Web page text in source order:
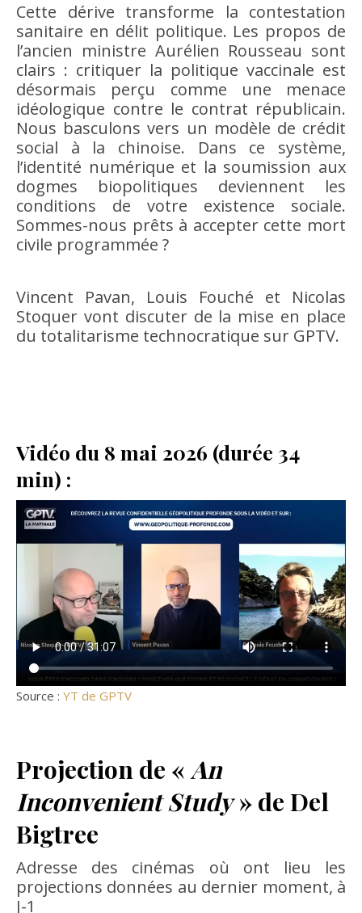
Cette dérive transforme la contestation
sanitaire en délit politique. Les propos de
l’ancien ministre Aurélien Rousseau sont
clairs : critiquer la politique vaccinale est
désormais perçu comme une menace
idéologique contre le contrat républicain.
Nous basculons vers un modèle de crédit
social à la chinoise. Dans ce système,
l’identité numérique et la soumission aux
dogmes biopolitiques deviennent les
conditions de votre existence sociale.
Sommes-nous prêts à accepter cette mort
civile programmée ?
Vincent Pavan, Louis Fouché et Nicolas
Stoquer vont discuter de la mise en place
du totalitarisme technocratique sur GPTV.
Vidéo du 8 mai 2026 (durée 34
min) :
Source : YT de GPTV
Projection de « An
Inconvenient Study» de Del
Bigtree
Adresse des cinémas où ont lieu les
projections données au dernier moment, à
J-1